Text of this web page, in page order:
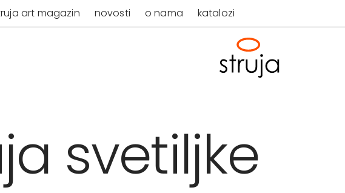
art magazin novosti o nama katalozi
svetiljke